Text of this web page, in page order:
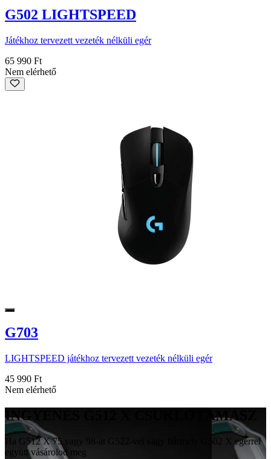
G502 LIGHTSPEED
Játékhoz tervezett vezeték nélküli egér
65 990 Ft
Nem elérhető
G703
LIGHTSPEED játékhoz tervezett vezeték nélküli egér
45 990 Ft
Nem elérhető
INGYENES G512 X CSUKLÓTÁMASZ
Ha G512 X 75 vagy 98-at G522-vel vagy bármely G502 X egérrel
együtt vásárolod meg